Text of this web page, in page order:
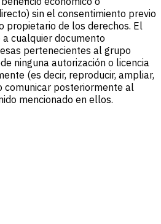
sin el consentimiento previo
propietario de los derechos. El
cualquier documento
pertenecientes al grupo
ninguna autorización o licencia
(es decir, reproducir, ampliar,
comunicar posteriormente al
mencionado en ellos.